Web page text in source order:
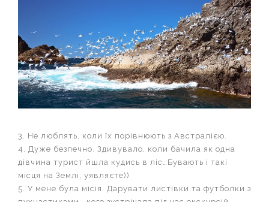
3. Не люблять, коли їх порівнюють з Австралією.
4. Дуже безпечно. Здивувало, коли бачила як одна
дівчина турист йшла кудись в ліс…Бувають і такі
місця на Землі, уявляєте))
5. У мене була місія. Дарувати листівки та футболки з